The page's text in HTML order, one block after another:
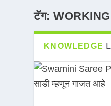
टॅग:
KNOWLEDGE